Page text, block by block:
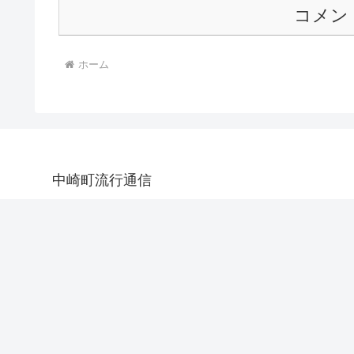
コメン
ホーム
中崎町流行通信